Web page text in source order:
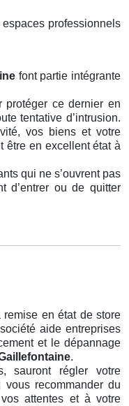
professionnels
font partie intégrante
ce dernier en
tentative d’intrusion.
vos biens et votre
être en excellent état à
qui ne s’ouvrent pas
d’entrer ou de quitter
remise en état de store
aide entreprises
et le dépannage
.
sauront régler votre
recommander du
attentes et à votre